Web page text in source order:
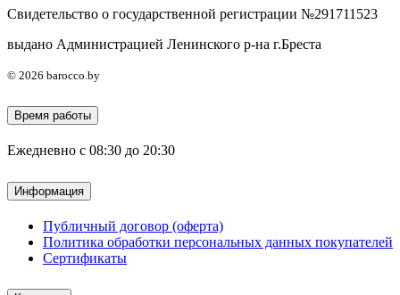
Свидетельство о государственной регистрации №291711523
выдано Администрацией Ленинского р-на г.Бреста
© 2026 barocco.by
Время работы
Ежедневно с 08:30 до 20:30
Информация
Публичный договор (оферта)
Политика обработки персональных данных покупателей
Сертификаты